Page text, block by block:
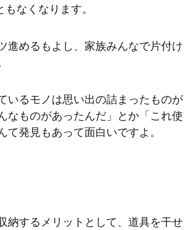
なくなります。
進めるもよし、家族みんなで片付け
いるモノは思い出の詰まったものが
なものがあったんだ」とか「これ使
て発見もあって面白いですよ。
納するメリットとして、道具を干せ